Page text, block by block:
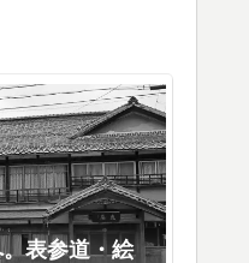
表参道・絵